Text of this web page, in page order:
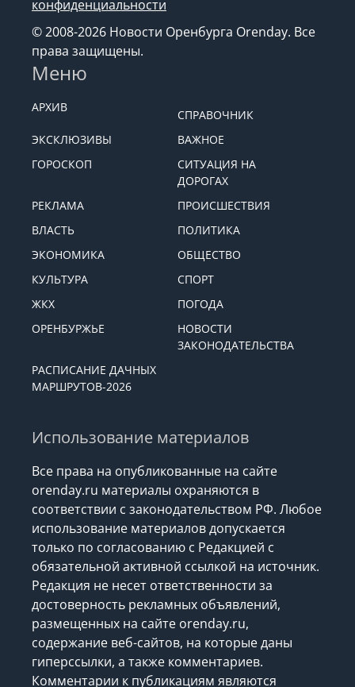
конфиденциальности
© 2008-2026 Новости Оренбурга Orenday. Все
права защищены.
Меню
АРХИВ
СПРАВОЧНИК
ЭКСКЛЮЗИВЫ
ВАЖНОЕ
ГОРОСКОП
СИТУАЦИЯ НА
ДОРОГАХ
РЕКЛАМА
ПРОИСШЕСТВИЯ
ВЛАСТЬ
ПОЛИТИКА
ЭКОНОМИКА
ОБЩЕСТВО
КУЛЬТУРА
СПОРТ
ЖКХ
ПОГОДА
ОРЕНБУРЖЬЕ
НОВОСТИ
ЗАКОНОДАТЕЛЬСТВА
РАСПИСАНИЕ ДАЧНЫХ
МАРШРУТОВ-2026
Использование материалов
Все права на опубликованные на сайте
orenday.ru материалы охраняются в
соответствии с законодательством РФ. Любое
использование материалов допускается
только по согласованию с Редакцией с
обязательной активной ссылкой на источник.
Редакция не несет ответственности за
достоверность рекламных объявлений,
размещенных на сайте orenday.ru,
содержание веб-сайтов, на которые даны
гиперссылки, а также комментариев.
Комментарии к публикациям являются